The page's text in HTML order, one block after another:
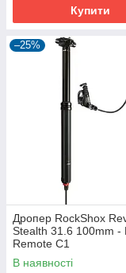
Купити
–25%
Дропер RockShox
Stealth 31.6 100mm -
Remote C1
В наявності